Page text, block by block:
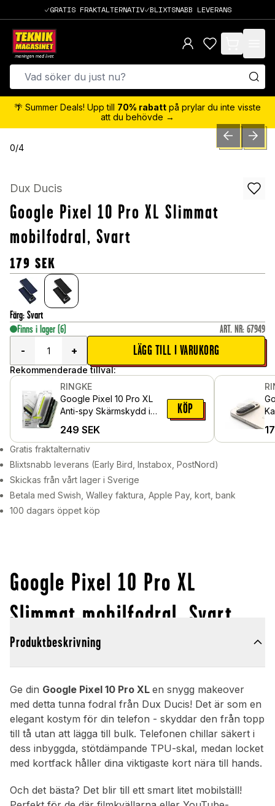
GRATIS FRAKTALTERNATIV BLIXTSNABB LEVERANS
items in cart,
🌴 Summer Deals! Upp till 70% rabatt på prylar du inte visste
att du behövde →
0/4 PREVIOUSNEXT
Dux Ducis
Google Pixel 10 Pro XL Slimmat
mobilfodral, Svart
179 SEK
Färg: Svart
Finns i lager (6) ART. NR: 67949
-
+ LÄGG TILL I VARUKORG
Rekommenderade tillval:
RINGKE
Google Pixel 10 Pro XL
Anti-spy Skärmskydd i
(2-pack)
249 SEK
KÖP
Gratis fraktalternativ
Blixtsnabb leverans (Early Bird, Instabox, PostNord)
Skickas från vårt lager i Sverige
Betala med Swish, Walley faktura, Apple Pay, kort, bank
100 dagars öppet köp
Google Pixel 10 Pro XL
Slimmat mobilfodral, Svart
Produktbeskrivning
Ge din Google Pixel 10 Pro XL en snygg makeover
med detta tunna fodral från Dux Ducis! Det är som en
elegant kostym för din telefon - skyddar den från topp
till tå utan att lägga till bulk. Telefonen chillar säkert i
dess inbyggda, stötdämpande TPU-skal, medan locket
med kortfack håller dina viktigaste kort nära till hands.
Och det bästa? Det blir till ett smart litet mobilställ!